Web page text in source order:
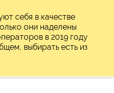
себя в качестве
они наделены
в 2019 году
выбирать есть из